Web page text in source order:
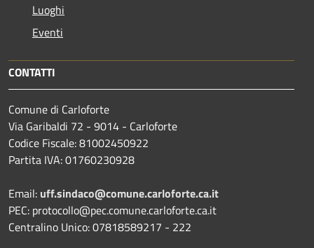
Luoghi
Eventi
CONTATTI
Comune di Carloforte
Via Garibaldi 72 - 9014 - Carloforte
Codice Fiscale: 81002450922
Partita IVA: 01760230928
Email: uff.sindaco@comune.carloforte.ca.it
PEC: protocollo@pec.comune.carloforte.ca.it
Centralino Unico: 07818589217 - 222